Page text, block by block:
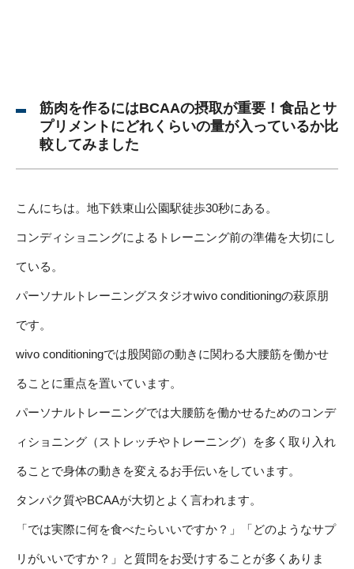
筋肉を作るにはBCAAの摂取が重要！食品とサ
プリメントにどれくらいの量が入っているか比
較してみました
こんにちは。地下鉄東山公園駅徒歩30秒にある。
コンディショニングによるトレーニング前の準備を大切にし
ている。
パーソナルトレーニングスタジオwivo conditioningの萩原朋
です。
wivo conditioningでは股関節の動きに関わる大腰筋を働かせ
ることに重点を置いています。
パーソナルトレーニングでは大腰筋を働かせるためのコンデ
ィショニング（ストレッチやトレーニング）を多く取り入れ
ることで身体の動きを変えるお手伝いをしています。
タンパク質やBCAAが大切とよく言われます。
「では実際に何を食べたらいいですか？」「どのようなサプ
リがいいですか？」と質問をお受けすることが多くありま